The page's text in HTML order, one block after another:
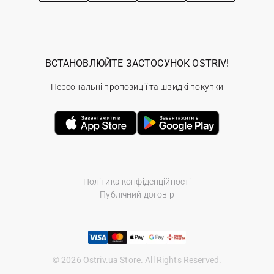
Політика конфіденційності
Публічний договір
© 2026 Ostriv.ua Store. All Rights Reserved.
ВСТАНОВЛЮЙТЕ ЗАСТОСУНОК OSTRIV!
Персональні пропозиції та швидкі покупки